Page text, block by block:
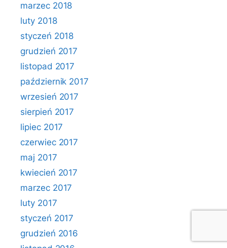
marzec 2018
luty 2018
styczeń 2018
grudzień 2017
listopad 2017
październik 2017
wrzesień 2017
sierpień 2017
lipiec 2017
czerwiec 2017
maj 2017
kwiecień 2017
marzec 2017
luty 2017
styczeń 2017
grudzień 2016